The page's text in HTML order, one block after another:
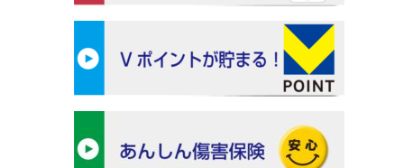
9/10～11/30
227,000円
宿泊プラン レギュラー